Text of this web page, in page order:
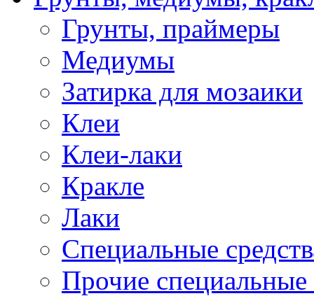
Грунты, праймеры
Медиумы
Затирка для мозаики
Клеи
Клеи-лаки
Кракле
Лаки
Специальные
Прочие специальные